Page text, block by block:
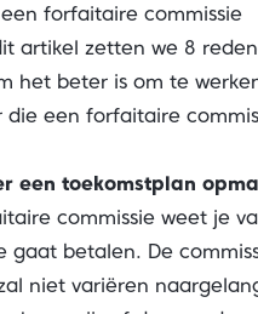
forfaitaire commissie
artikel zetten we 8
het beter is om te
die een forfaitaire
een toekomstplan
commissie weet je
gaat betalen. De
niet variëren